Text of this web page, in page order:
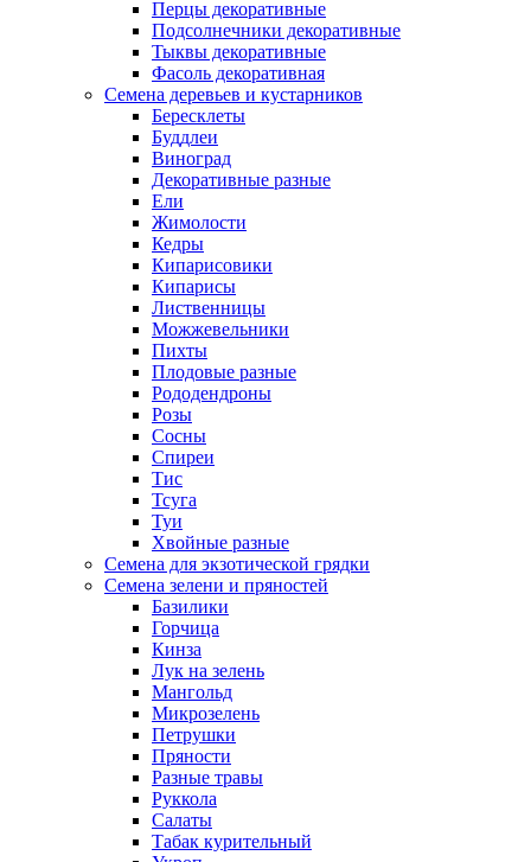
Перцы декоративные
Подсолнечники декоративные
Тыквы декоративные
Фасоль декоративная
Семена деревьев и кустарников
Бересклеты
Буддлеи
Виноград
Декоративные разные
Ели
Жимолости
Кедры
Кипарисовики
Кипарисы
Лиственницы
Можжевельники
Пихты
Плодовые разные
Рододендроны
Розы
Сосны
Спиреи
Тис
Тсуга
Туи
Хвойные разные
Семена для экзотической грядки
Семена зелени и пряностей
Базилики
Горчица
Кинза
Лук на зелень
Мангольд
Микрозелень
Петрушки
Пряности
Разные травы
Руккола
Салаты
Табак курительный